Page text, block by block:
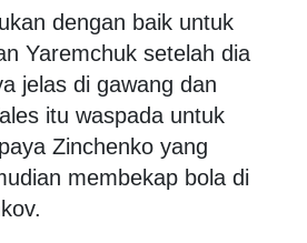
dengan baik untuk
Yaremchuk setelah dia
jelas di gawang dan
itu waspada untuk
Zinchenko yang
membekap bola di